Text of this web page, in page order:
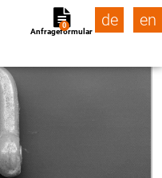
Anfrageformular
0 de en